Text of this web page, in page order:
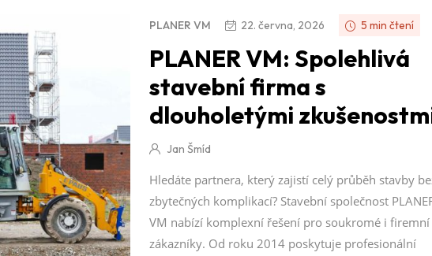
PLANER VM 22. června, 2026 5 min čtení
PLANER VM: Spolehlivá
stavební firma s
dlouholetými
Jan Šmíd
Hledáte partnera, který zajistí celý průběh stavby
zbytečných komplikací? Stavební společnost
VM nabízí komplexní řešení pro soukromé i firemní
zákazníky. Od roku 2014 poskytuje profesionální